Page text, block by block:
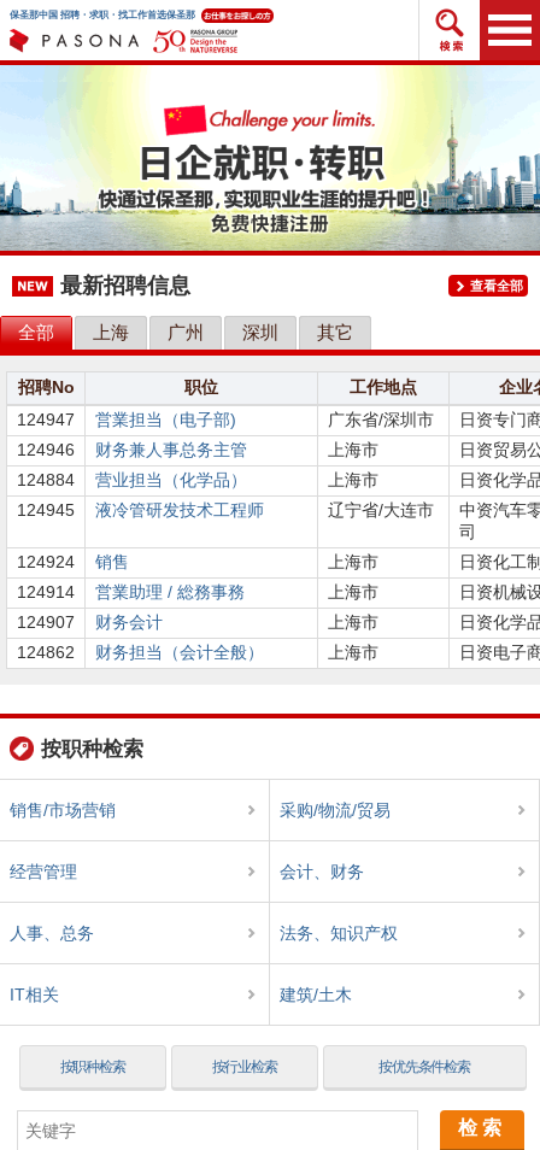
保圣那中国 招聘・求职・找工作首选保圣那 搜索
最新招聘信息 查看全部
全部 上海 广州 深圳 其它
招聘No 职位 工作地点
企业
124947
営業担当（电子部) 广东省/深圳市
日资专门
124946
财务兼人事总务主管 上海市
日资贸易
124884
营业担当（化学品） 上海市
日资化学
124945
液冷管研发技术工程师 辽宁省/大连市
中资汽车
司
124924
销售 上海市
日资化工
124914
営業助理 / 総務事務 上海市
日资机械
124907
财务会计 上海市
日资化学
124862
财务担当（会计全般） 上海市 日资电子
按职种检索
销售/市场营销 采购/物流/贸易
经营管理 会计、财务
人事、总务 法务、知识产权
IT相关 建筑/土木
按职种检索 按行业检索 按优先条件检索